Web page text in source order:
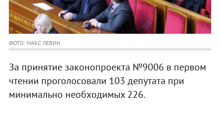
ФОТО: МАКС ЛЕВИН
За принятие законопроекта №9006 в первом
чтении проголосовали 103 депутата при
минимально необходимых 226.